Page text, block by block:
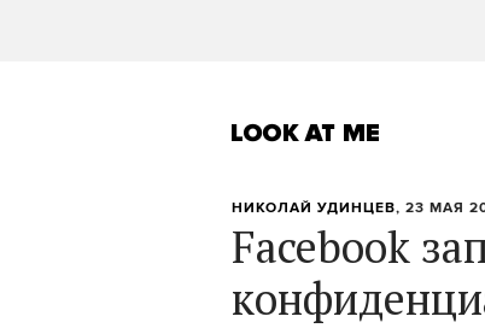
НИКОЛАЙ УДИНЦЕВ, 23 МАЯ
Facebook